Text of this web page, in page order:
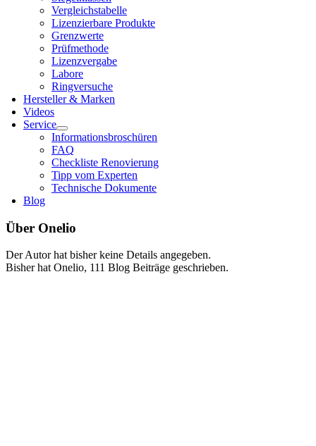
Ver­gleichs­ta­bel­le
Lizen­zier­ba­re Pro­duk­te
Grenz­wer­te
Prüf­me­tho­de
Lizenz­ver­ga­be
Labo­re
Ring­ver­su­che
Her­stel­ler & Mar­ken
Vide­os
Ser­vice
Infor­ma­ti­ons­bro­schü­ren
FAQ
Check­lis­te Reno­vie­rung
Tipp vom Exper­ten
Tech­ni­sche Doku­men­te
Blog
Über Onelio
Der Autor hat bisher keine Details angegeben.
Bisher hat Onelio, 111 Blog Beiträge geschrieben.